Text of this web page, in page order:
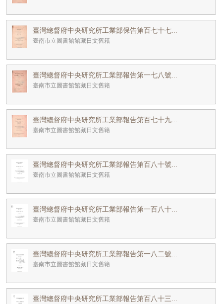
臺灣總督府中央研究所工業部保告第百七十七...
臺南市立圖書館館藏日文舊籍
臺灣總督府中央研究所工業部報告第一七八號...
臺南市立圖書館館藏日文舊籍
臺灣總督府中央研究所工業部報告第百七十九...
臺南市立圖書館館藏日文舊籍
臺灣總督府中央研究所工業部報告第百八十號...
臺南市立圖書館館藏日文舊籍
臺灣總督府中央研究所工業部報告第一百八十...
臺南市立圖書館館藏日文舊籍
臺灣總督府中央研究所工業部報告第一八二號...
臺南市立圖書館館藏日文舊籍
臺灣總督府中央研究所工業部報告第百八十三...